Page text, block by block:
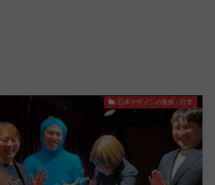
日本デザインの裏側・日常